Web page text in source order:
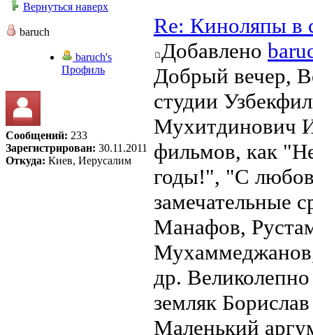
Вернуться наверх
baruch
baruch's
Профиль
Сообщений: 233
Зарегистрирован: 30.11.2011
Откуда: Киев, Иерусалим
Re: Киноляпы в
Добавлено
Добрый вечер,
студии
Мухитдинович
фильмов, как
годы!", "С
замечательные
Манафов,
др.
земляк
Маленький